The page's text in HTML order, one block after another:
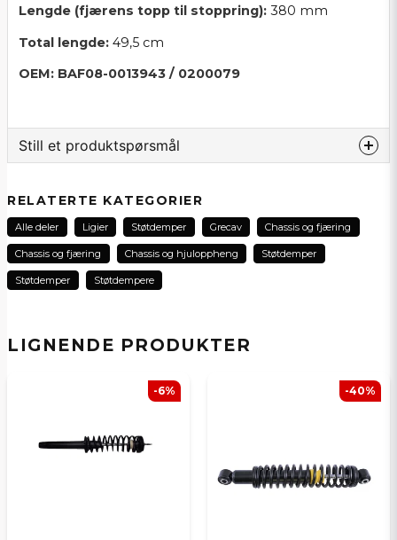
LIGNENDE PRODUKTER
-6% -40%
Lengde (fjærens topp til stoppring): 380 mm
Total lengde: 49,5 cm
OEM: BAF08-0013943 / 0200079
Still et produktspørsmål
Spør oss noe om dette produktet...
name
Navn
email
E-postadresse
Ja, jeg får publisert min forespørsel
RELATERTE KATEGORIER
Alle deler Ligier Støtdemper Grecav Chassis og fjæring
Chassis og fjæring Chassis og hjuloppheng Støtdemper
Støtdemper Støtdempere